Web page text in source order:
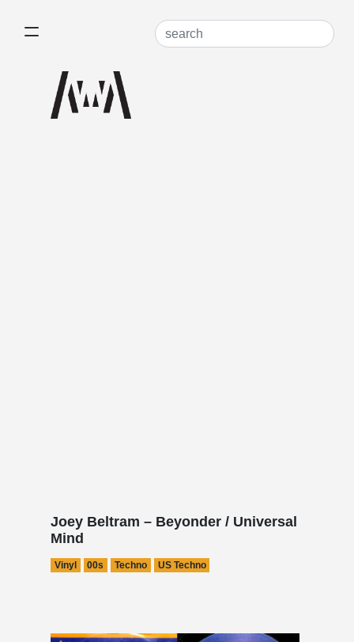
Joey Beltram – Beyonder / Universal
Mind
Vinyl 00s Techno US Techno